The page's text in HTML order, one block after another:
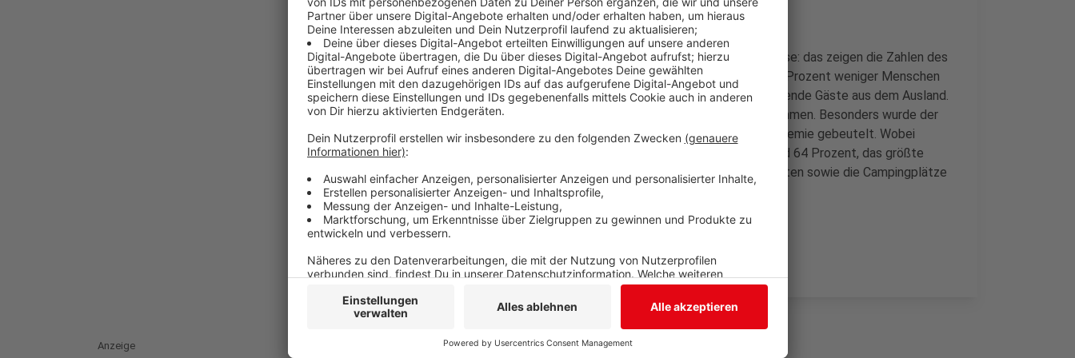
Der Tourismus in Siegen-Wittgenstein leidet unter der Corona Krise: das zeigen die Zahlen des
statistischen Landesamtes. In der ersten Jahreshälfte haben 42 Prozent weniger Menschen
bei uns Urlaub gemacht. Ein Grund für den starken Rückgang: fehlende Gäste aus dem Ausland.
Ihr Anteil an Übernachtungen hat um mehr als die Hälfte abgenommen. Besonders wurde der
Tourismus in Netphen, Siegen und Wilnsdorf von der Corona-Pandemie gebeutelt. Wobei
Wilnsdorf mit einem Rückgang der Gästeübernachtungen von rund 64 Prozent, das größte
Minus hat. In die Statistik sind Betriebe mit mindestens zehn Betten sowie die Campingplätze
eingeflossen. Das sind bei uns im Kreis insgesamt 102 Betriebe.
Anzeige
Anzeige